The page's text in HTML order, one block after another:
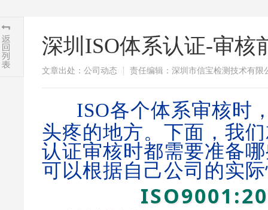
深圳ISO体系认证-审核
文章出处：公司动态 责任编辑：深圳市信宝检测技术有限
​ISO各个体系审核时
头疼的地方。下面，我
认证审核时都需要准备
可以根据自己公司的实